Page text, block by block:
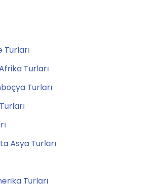
Turları
Turları
Turları
Asya Turları
Turları